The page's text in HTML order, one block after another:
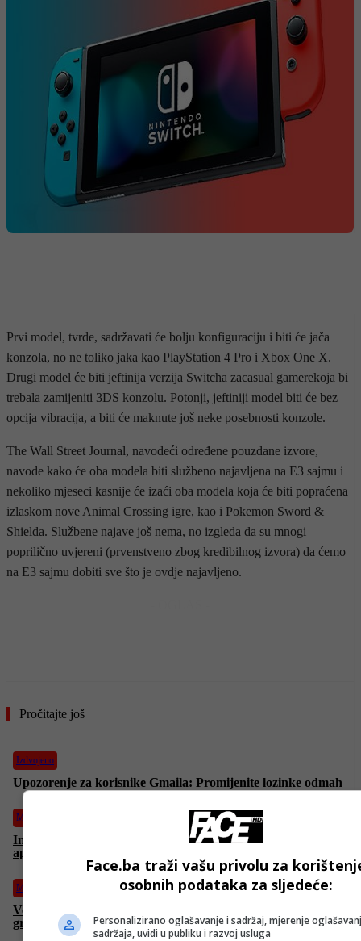
Prvi model, tvrde, sadržavati će bolju konfiguraciju i biti će jača
konzola, no ne toliko jaka kao PlayStation 4 Pro i Xbox One X.
Drugi model će biti jeftinija verzija Switcha zacasual gamerekoja bi
trebala zamijeniti 3DS konzolu. Potonji, jeftiniji model biti će bez
opcija vibracija, a biti će maknute još neke posebnosti konzole.
The Wall Street Journal, navodeći određene pouzdane izvore,
navode kako će oba modela biti službeno najavljena na E3 sajmu i
nekoliko mjeseci kasnije će izaći oba modela koja će biti popraćena
izlaskom nove Animal Crossing igre, kao i Pokemon Sword &
Shielda. Službene najave još nema, no izgleda da su mnogi
poprilično uvjereni (prvenstveno zbog kredibilnog izvora) da ćemo
na E3 sajmu dobiti sve što je ovdje najavljeno.
Pročitajte još
Izdvojeno
Upozorenje za korisnike Gmaila: Promijenite lozinke odmah
Magazin
Imate problema sa baterijom na telefonu? Google otkrio koja je
aplikacija kriva
Magazin
Venecija, grad koji tone: Predložen radikalan plan izdizanja
grada iznad nivoa mora
Face.ba traži vašu privolu za
osobnih podataka za sljedeće:
Personalizirano oglašavanje i sadržaj, mjerenje
sadržaja, uvidi u publiku i razvoj usluga